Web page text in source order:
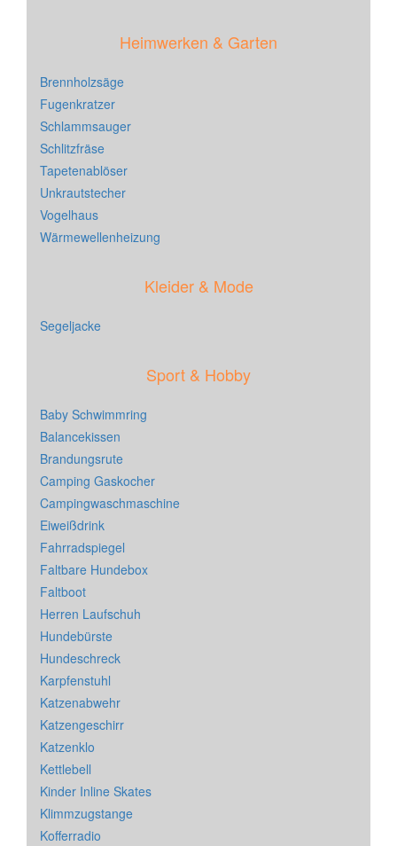
Heimwerken & Garten
Brennholzsäge
Fugenkratzer
Schlammsauger
Schlitzfräse
Tapetenablöser
Unkrautstecher
Vogelhaus
Wärmewellenheizung
Kleider & Mode
Segeljacke
Sport & Hobby
Baby Schwimmring
Balancekissen
Brandungsrute
Camping Gaskocher
Campingwaschmaschine
Eiweißdrink
Fahrradspiegel
Faltbare Hundebox
Faltboot
Herren Laufschuh
Hundebürste
Hundeschreck
Karpfenstuhl
Katzenabwehr
Katzengeschirr
Katzenklo
Kettlebell
Kinder Inline Skates
Klimmzugstange
Kofferradio